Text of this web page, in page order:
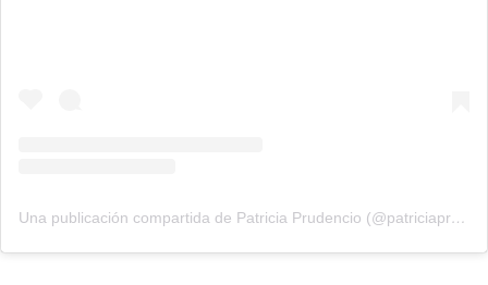
Una publicación compartida de Patricia Prudencio (@patriciaprudencio98)